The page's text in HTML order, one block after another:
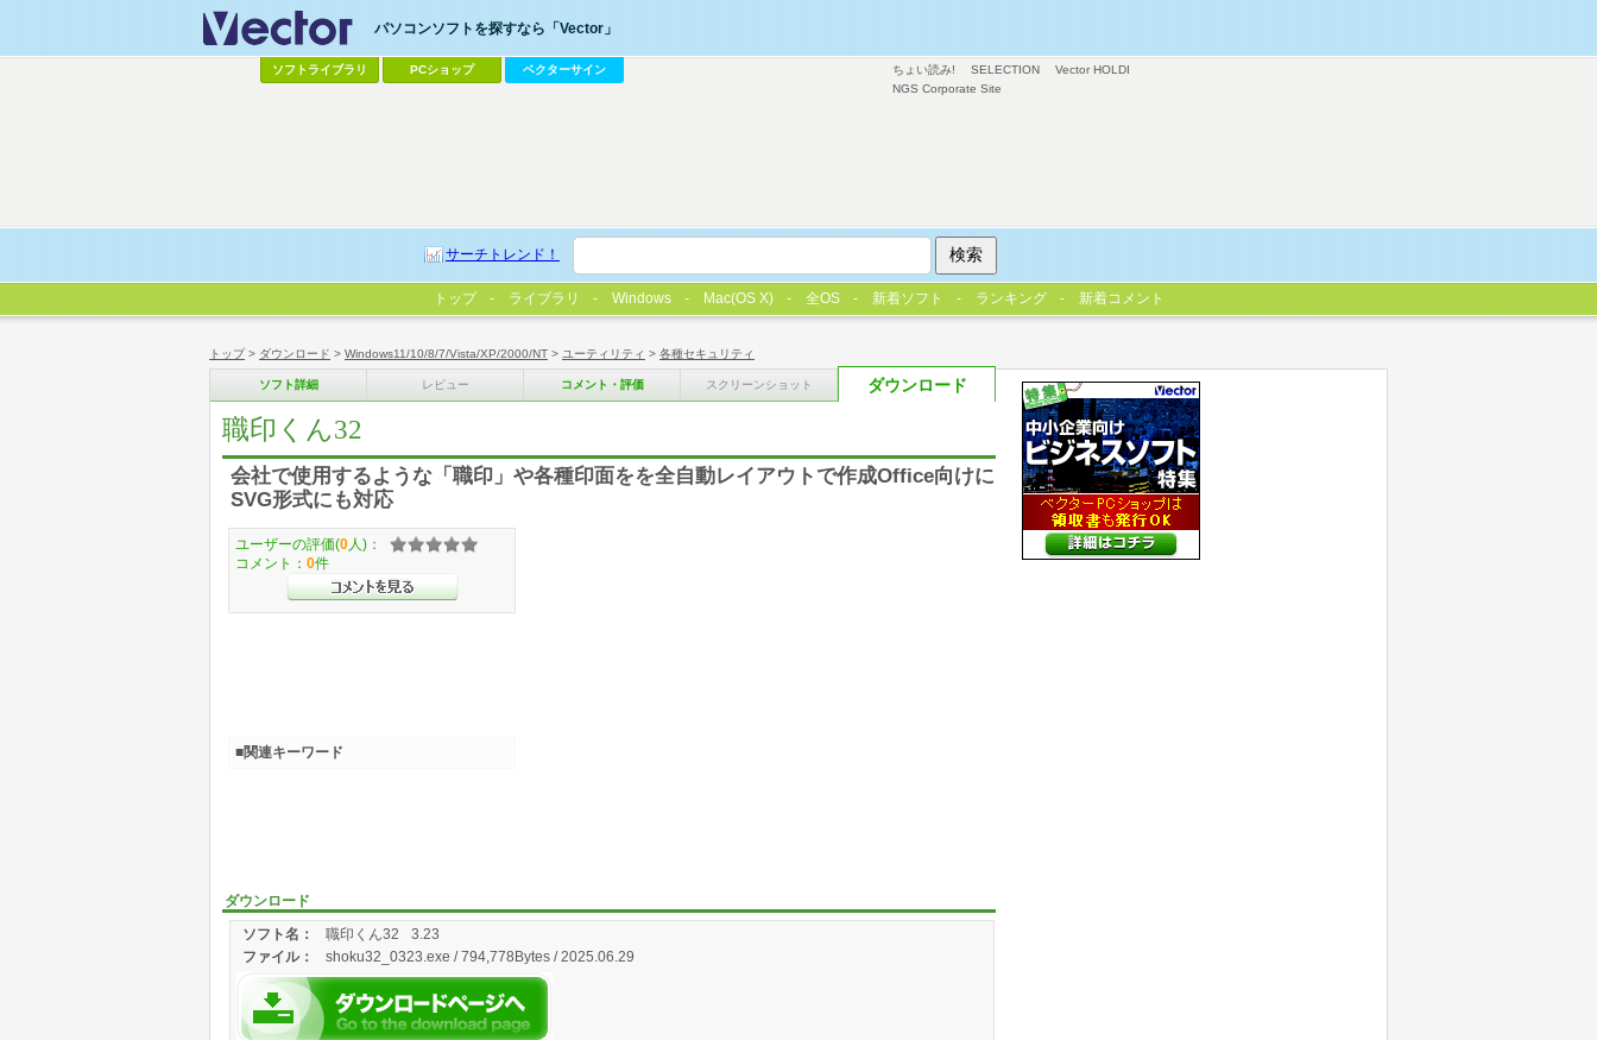
トップ> ダウンロード > Windows11/10/8/7/Vista/XP/2000/NT > ユーティリティ > 各種セキュリティ
ソフト詳細 レビュー コメント・評価 スクリーンショット ダウンロード
職印くん32
会社で使用するような「職印」や各種印面をを全自動レイアウトで作成Office向けに
SVG形式にも対応
ダウンロード
ソフト名：
職印くん32 3.23
ファイル： shoku32_0323.exe / 794,778Bytes / 2025.06.29
ユーザーの評価(0 人)：
コメント： 0件
■関連キーワード
ちょい読み! SELECTION
Vector HOLDI
NGS Corporate Site
パソコンソフトを探すなら「Vector」
ソフトライブラリ PCショップ ベクターサイン
サーチトレンド！
トップ ライブラリ Windows Mac(OS X) 全OS 新着ソフト ランキング 新着コメント